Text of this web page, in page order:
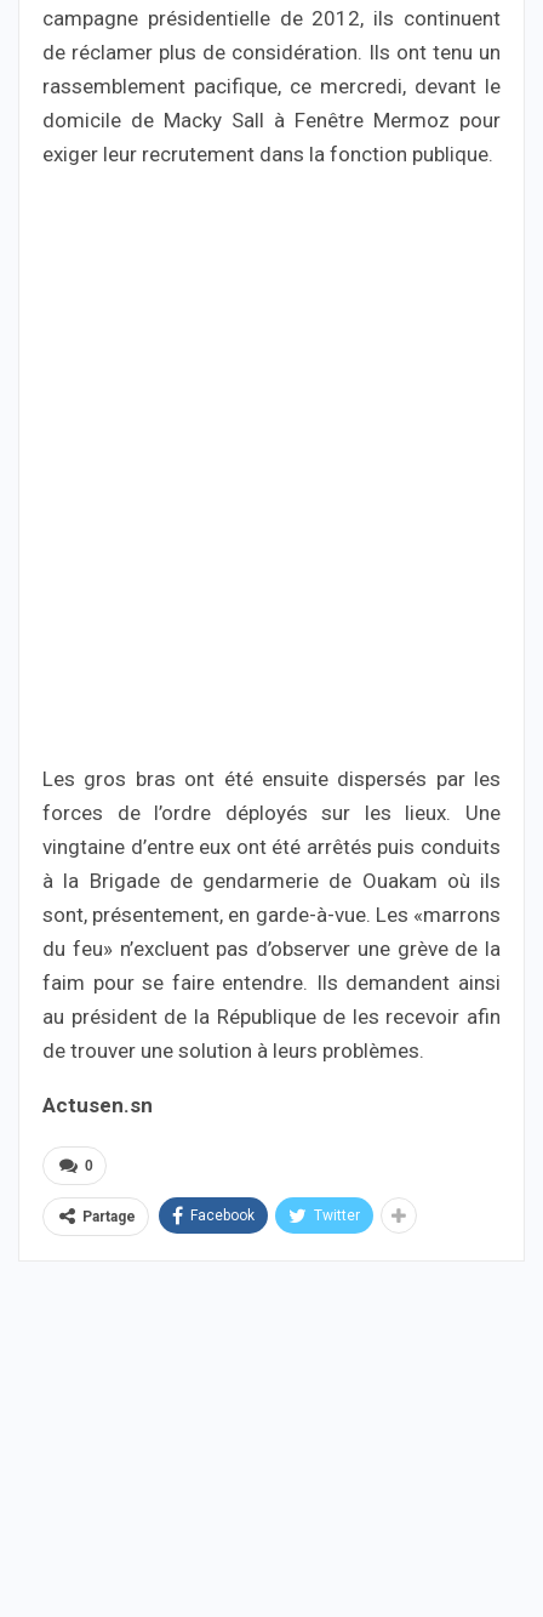
campagne présidentielle de 2012, ils continuent
de réclamer plus de considération. Ils ont tenu un
rassemblement pacifique, ce mercredi, devant le
domicile de Macky Sall à Fenêtre Mermoz pour
exiger leur recrutement dans la fonction publique.
Les gros bras ont été ensuite dispersés par les
forces de l’ordre déployés sur les lieux. Une
vingtaine d’entre eux ont été arrêtés puis conduits
à la Brigade de gendarmerie de Ouakam où ils
sont, présentement, en garde-à-vue. Les «marrons
du feu» n’excluent pas d’observer une grève de la
faim pour se faire entendre. Ils demandent ainsi
au président de la République de les recevoir afin
de trouver une solution à leurs problèmes.
Actusen.sn
0
Partage Facebook Twitter